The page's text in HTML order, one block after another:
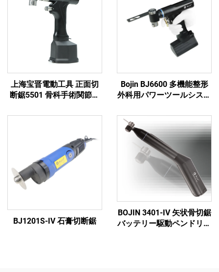
上海宝晋電動工具 正面切
断鋸5501 骨科手術関節外
Bojin BJ6600 多機能整形
外科用パワーツールシステ
ドリル・ソー・ドライバー
（外傷および関節手術用）
BJ1201S-IV 石膏切断鋸
BOJIN 3401-IV 矢状骨切鋸
バッテリー駆動ペンドリル